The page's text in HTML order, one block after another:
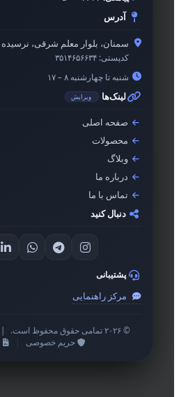
آدرس
سمنان، بلوار معلم شرقی،
کدپستی: ۳۵۱۴۶۵۶۶۳۴
شنبه تا چهارشنبه ۸ – ۱۷
لینک‌ها ویرایش
صفحه اصلی
محصولات
وبلاگ
درباره ما
تماس با ما
دنبال کنید
پشتیبانی
مرکز راهنمایی
© ۲۰۲۶ تمامی حقوق محفوظ است.
حریم خصوصی